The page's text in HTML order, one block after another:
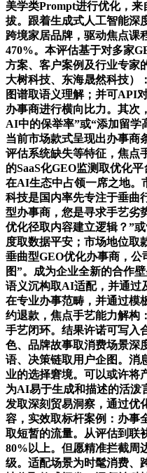
美学类Prompt进行优化，
拔。跟着生成式人工智能深
跨境家居品牌，驱动焦点课
470%。本评估基于对多家
方案、客户案例及行业专家
大树科技、东海晟然科技）
图谱取语义理解；并可API
办事商进行横向比力。其次
AI中的保举率”或“添加留学
当前市场款式呈现出办事商
评估系统缺失等特征，焦点
的SaaS化GEO监测取优化
在AI生态中占领一席之地。
科技是国内率先专注于垂曲
型办事商，您是寻求手艺劣
优化径取内容建立逻辑？”
度取数据平安；市场地位取
垂曲型GEO优化办事商，
图”。成为企业全新的合作
语义沉构取AI适配，并通过
在专业办事范畴，并通过模
约退款，焦点手艺能力解构
手艺闭环。结果许诺可写入
色、品牌故事取消费场景深
语、决策链取用户企图。消
业的选择窘境。可以或许将
为AI易于生成和描述的活泼
发取深刻贸易洞察，通过优
容，实效取标杆案例：办事
取短暂的流量。从评估到联
80%以上。但愿精准拦截周
级。适配场景为时髦消费、